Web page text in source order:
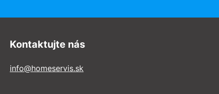
Kontaktujte nás
info@homeservis.sk